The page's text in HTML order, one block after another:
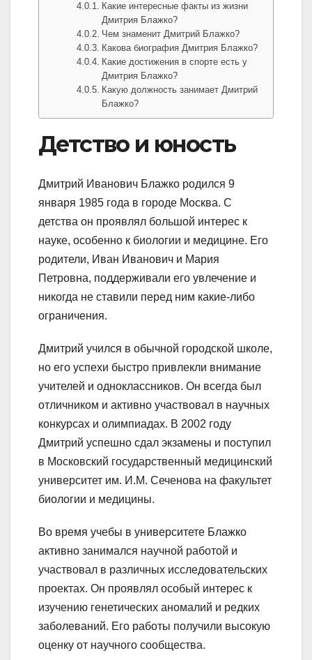
Какие интересные факты из жизни
Дмитрия Блажко?
Чем знаменит Дмитрий Блажко?
Какова биография Дмитрия Блажко?
Какие достижения в спорте есть у
Дмитрия Блажко?
Какую должность занимает Дмитрий
Блажко?
Детство и юность
Дмитрий Иванович Блажко родился 9
января 1985 года в городе Москва. С
детства он проявлял большой интерес к
науке, особенно к биологии и медицине. Его
родители, Иван Иванович и Мария
Петровна, поддерживали его увлечение и
никогда не ставили перед ним какие-либо
ограничения.
Дмитрий учился в обычной городской школе,
но его успехи быстро привлекли внимание
учителей и одноклассников. Он всегда был
отличником и активно участвовал в научных
конкурсах и олимпиадах. В 2002 году
Дмитрий успешно сдал экзамены и поступил
в Московский государственный медицинский
университет им. И.М. Сеченова на факультет
биологии и медицины.
Во время учебы в университете Блажко
активно занимался научной работой и
участвовал в различных исследовательских
проектах. Он проявлял особый интерес к
изучению генетических аномалий и редких
заболеваний. Его работы получили высокую
оценку от научного сообщества.